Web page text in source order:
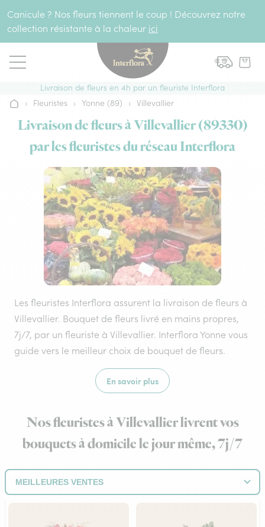
Canicule ? Nos fleurs tiennent le coup ! Découvrez notre
collection résistante à la chaleur ici
Livraison de fleurs en 4h par un fleuriste Interflora
Accueil
› Fleuristes › Yonne (89) › Villevallier
Livraison de fleurs à Villevallier (89330)
par les fleuristes du réseau Interflora
Les fleuristes Interflora assurent la livraison de fleurs à
Villevallier. Bouquet de fleurs livré en mains propres,
7j/7, par un fleuriste à Villevallier. Interflora Yonne vous
guide vers le meilleur choix de bouquet de fleurs.
En savoir plus
Nos fleuristes à Villevallier livrent vos
bouquets à domicile le jour même, 7j/7